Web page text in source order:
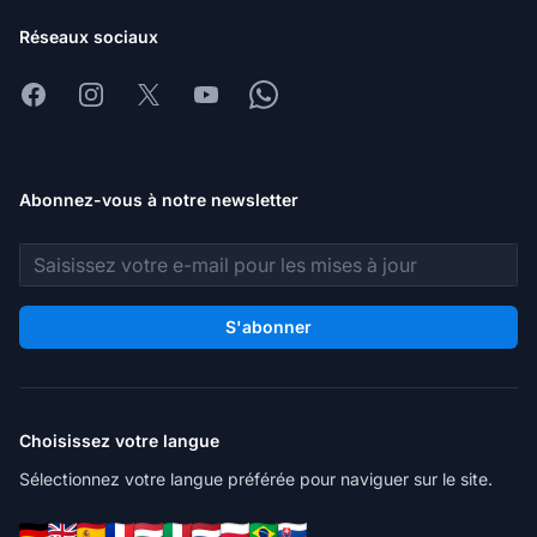
Réseaux sociaux
FacebookInstagram
X YoutubeWhatsapp
Abonnez-vous à notre newsletter
Adresse e-mail
S'abonner
Choisissez votre langue
Sélectionnez votre langue préférée pour naviguer sur le site.